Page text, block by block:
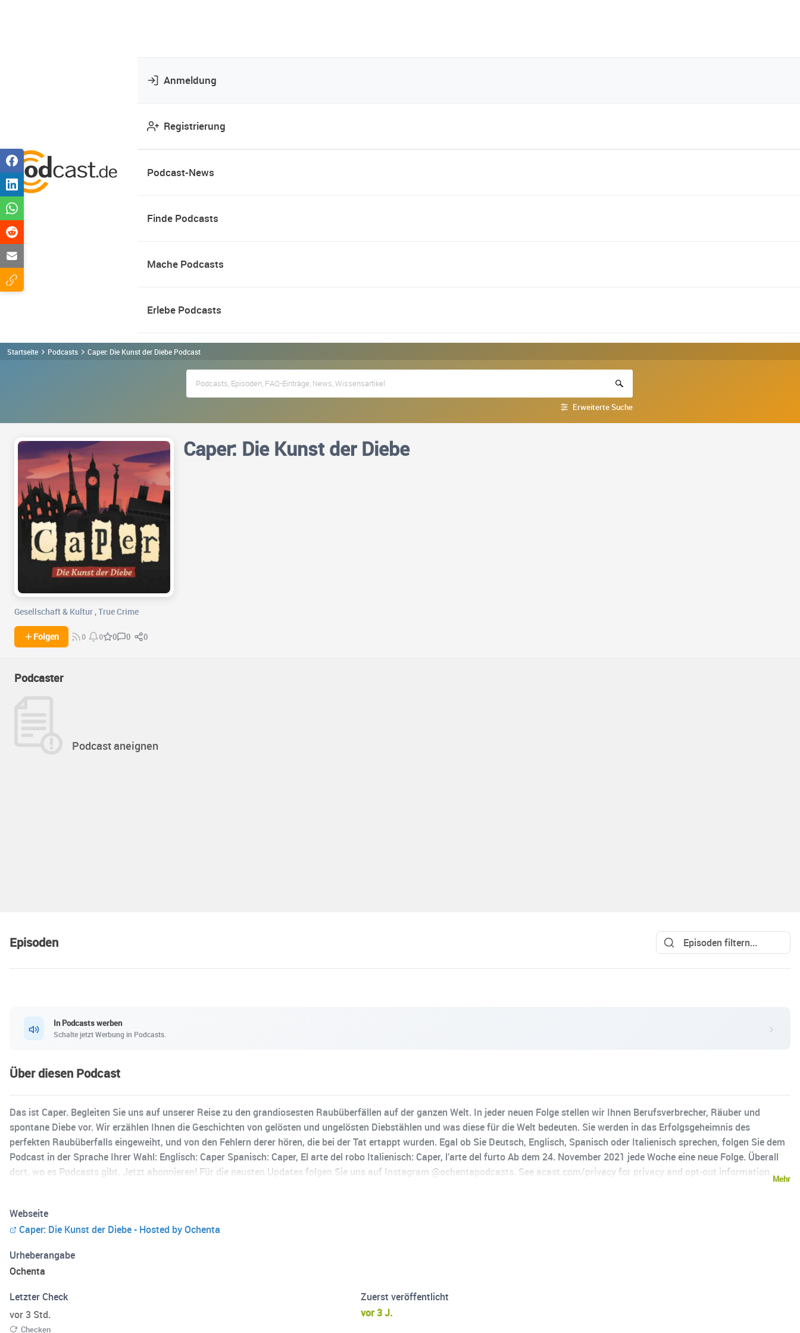
Anmeldung
Registrierung
Podcast-News
Finde Podcasts
Mache Podcasts
Erlebe Podcasts
Startseite Podcasts Caper: Die Kunst der Diebe Podcast
Erweiterte Suche
Caper: Die Kunst der Diebe
Gesellschaft & Kultur ,True Crime
Folgen 0 0 0 0 0
Podcaster
Podcast aneignen
Episoden
In Podcasts werben
Schalte jetzt Werbung in Podcasts.
Über diesen Podcast
Das ist Caper. Begleiten Sie uns auf unserer Reise zu den grandiosesten Raubüberfällen auf der ganzen Welt. In jeder neuen Folge stellen wir Ihnen Berufsverbrecher, Räuber und
spontane Diebe vor. Wir erzählen Ihnen die Geschichten von gelösten und ungelösten Diebstählen und was diese für die Welt bedeuten. Sie werden in das Erfolgsgeheimnis des
perfekten Raubüberfalls eingeweiht, und von den Fehlern derer hören, die bei der Tat ertappt wurden. Egal ob Sie Deutsch, Englisch, Spanisch oder Italienisch sprechen, folgen Sie dem
Podcast in der Sprache Ihrer Wahl: Englisch: Caper Spanisch: Caper, El arte del robo Italienisch: Caper, l’arte del furto Ab dem 24. November 2021 jede Woche eine neue Folge. Überall
dort, wo es Podcasts gibt. Jetzt abonnieren! Für die neusten Updates folgen Sie uns auf Instagram @ochentapodcasts. See acast.com/privacy for privacy and opt-out information.
Mehr
Webseite
Caper: Die Kunst der Diebe - Hosted by Ochenta
Urheberangabe
Ochenta
Letzter Check
vor 3 Std.
Checken
Zuerst veröffentlicht
vor 3 J.